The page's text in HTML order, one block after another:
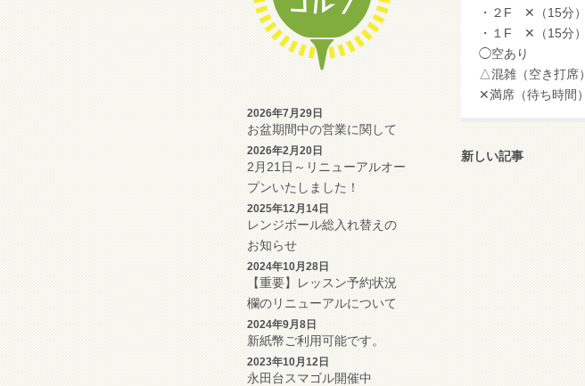
2026年7月29日
お盆期間中の営業に関して
2026年2月20日
2月21日～リニューアルオー
プンいたしました！
2025年12月14日
レンジボール総入れ替えの
お知らせ
2024年10月28日
【重要】レッスン予約状況
欄のリニューアルについて
2024年9月8日
新紙幣ご利用可能です。
2023年10月12日
永田台スマゴル開催中
・２F ✕（15分）
・１F ✕（15分）
◯空あり
△混雑（空き打席）
✕満席（待ち時間）
新しい記事